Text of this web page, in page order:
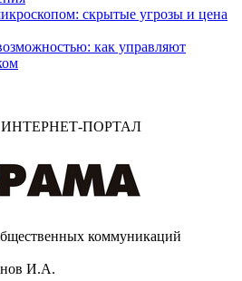
скрытые угрозы и цена
как управляют
ПОРТАЛ
коммуникаций
И.А.